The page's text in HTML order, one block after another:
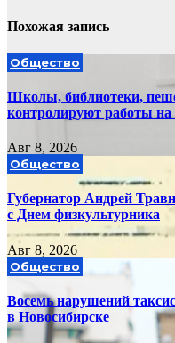
Похожая запись
Общество
Школы, библиотеки,
контролируют работы на
Авг 8, 2026
Общество
Губернатор Андрей
с Днем физкультурника
Авг 8, 2026
Общество
Восемь нарушений
в Новосибирске